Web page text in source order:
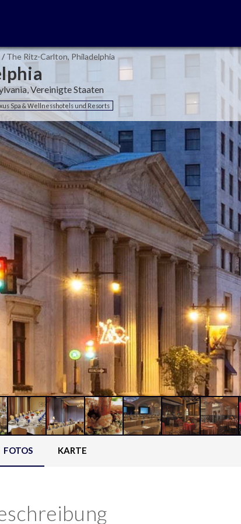
/ The Ritz-Carlton, Philadelphia
Vereinigte Staaten
Spa & Wellnesshotels und Resorts
FOTOS KARTE